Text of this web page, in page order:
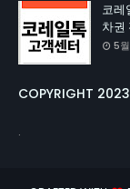
코레
차권
5
COPYRIGHT
.